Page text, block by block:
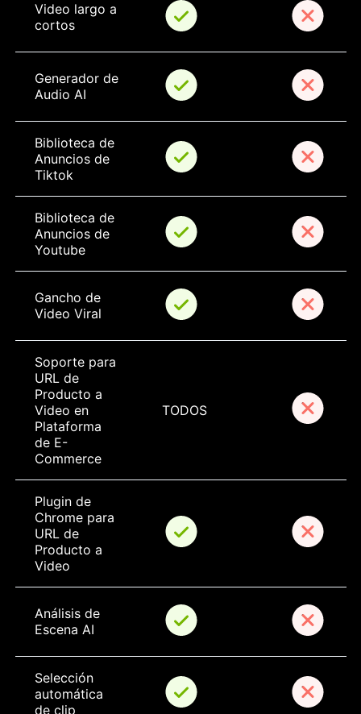
Video largo a
cortos
Generador de
Audio AI
Biblioteca de
Anuncios de
Tiktok
Biblioteca de
Anuncios de
Youtube
Gancho de
Video Viral
Soporte para
URL de
Producto a
Video en
Plataforma
de E-
Commerce
TODOS
Plugin de
Chrome para
URL de
Producto a
Video
Análisis de
Escena AI
Selección
automática
de clip